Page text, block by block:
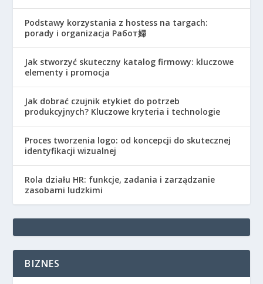
Podstawy korzystania z hostess na targach:
porady i organizacja Работ婦
Jak stworzyć skuteczny katalog firmowy: kluczowe
elementy i promocja
Jak dobrać czujnik etykiet do potrzeb
produkcyjnych? Kluczowe kryteria i technologie
Proces tworzenia logo: od koncepcji do skutecznej
identyfikacji wizualnej
Rola działu HR: funkcje, zadania i zarządzanie
zasobami ludzkimi
BIZNES